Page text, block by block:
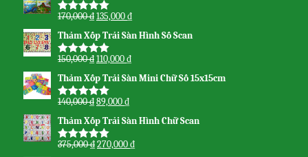
Được xếp
sao
170,000₫135,000₫
Thảm Xốp Trải Sàn Hình Số Scan
Được xếp
sao
150,000₫110,000₫
Thảm Xốp Trải Sàn Mini Chữ Số 15x15cm
Được xếp
sao
140,000₫89,000₫
Thảm Xốp Trải Sàn Hình Chữ Scan
Được xếp
375,000₫270,000₫